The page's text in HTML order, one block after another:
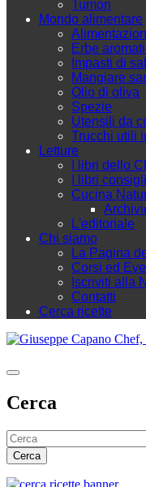
Tumori
Mondo alimentare
Erbe
Impasti di
Mangiare
Olio di oliva
Spezie
Utensili da
Trucchi utili
Letture
I libri dello
I libri
Cucina
L'editoriale
Chi siamo
La Pagina
Corsi ed
Iscriviti alla
Contatti
Cerca ricette
Cerca
Cerca